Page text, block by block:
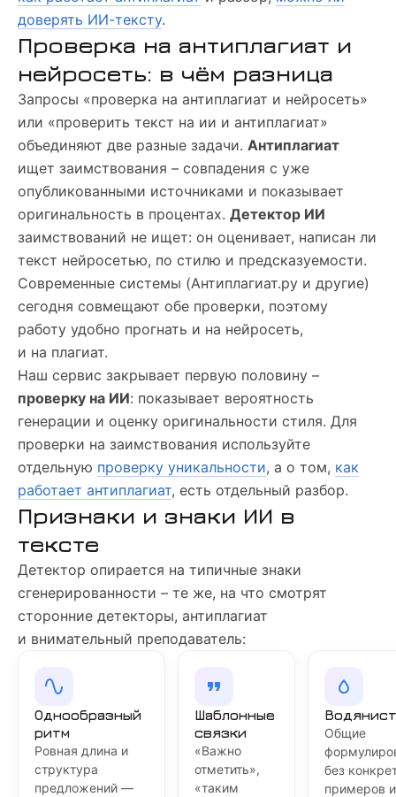
доверять ИИ-тексту.
Проверка на антиплагиат и
нейросеть: в чём разница
Запросы «проверка на антиплагиат и нейросеть»
или «проверить текст на ии и антиплагиат»
объединяют две разные задачи. Антиплагиат
ищет заимствования – совпадения с уже
опубликованными источниками и показывает
оригинальность в процентах. Детектор ИИ
заимствований не ищет: он оценивает, написан ли
текст нейросетью, по стилю и предсказуемости.
Современные системы (Антиплагиат.ру и другие)
сегодня совмещают обе проверки, поэтому
работу удобно прогнать и на нейросеть,
и на плагиат.
Наш сервис закрывает первую половину –
проверку на ИИ: показывает вероятность
генерации и оценку оригинальности стиля. Для
проверки на заимствования используйте
отдельную проверку уникальности, а о том, как
работает антиплагиат, есть отдельный разбор.
Признаки и знаки ИИ в
тексте
Детектор опирается на типичные знаки
сгенерированности – те же, на что смотрят
сторонние детекторы, антиплагиат
и внимательный преподаватель:
Однообразный
ритм
Ровная длина и
структура
предложений —
Шаблонные
связки
«Важно
отметить»,
«таким
Общие
без
примеров и